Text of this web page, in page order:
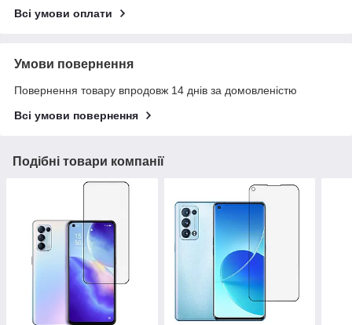
Всі умови оплати
Умови повернення
Повернення товару впродовж 14 днів за домовленістю
Всі умови повернення
Подібні товари компанії